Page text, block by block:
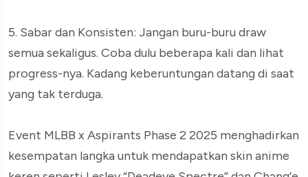
5. Sabar dan Konsisten: Jangan buru-buru draw
semua sekaligus. Coba dulu beberapa kali dan lihat
progress-nya. Kadang keberuntungan datang di saat
yang tak terduga.
Event MLBB x Aspirants Phase 2 2025 menghadirkan
kesempatan langka untuk mendapatkan skin anime